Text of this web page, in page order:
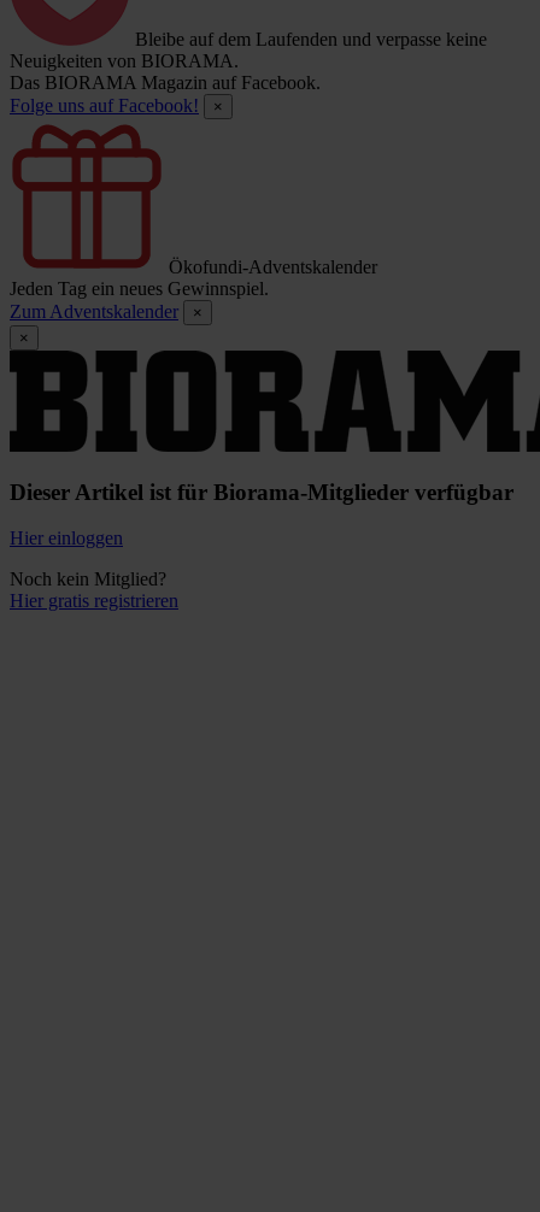
Bleibe auf dem Laufenden und verpasse keine
Neuigkeiten von BIORAMA.
Das BIORAMA Magazin auf Facebook.
Folge uns auf Facebook!
×
Ökofundi-Adventskalender
Jeden Tag ein neues Gewinnspiel.
Zum Adventskalender
×
×
Dieser Artikel ist für Biorama-Mitglieder verfügbar
Hier einloggen
Noch kein Mitglied?
Hier gratis registrieren